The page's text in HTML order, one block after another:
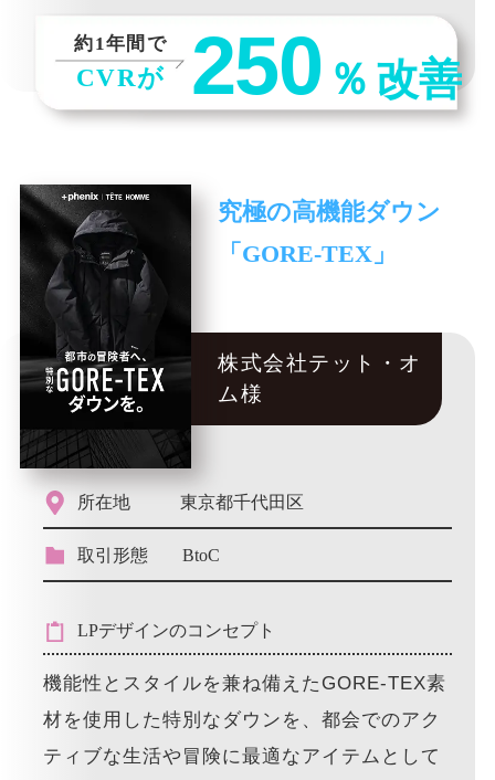
約1年間で
CVRが 250 ％ 改善
究極の高機能ダウン
「GORE-TEX」
株式会社テット・オ
ム様
所在地 東京都千代田区
取引形態 BtoC
LPデザインのコンセプト
機能性とスタイルを兼ね備えたGORE-TEX素
材を使用した特別なダウンを、都会でのアク
ティブな生活や冒険に最適なアイテムとして